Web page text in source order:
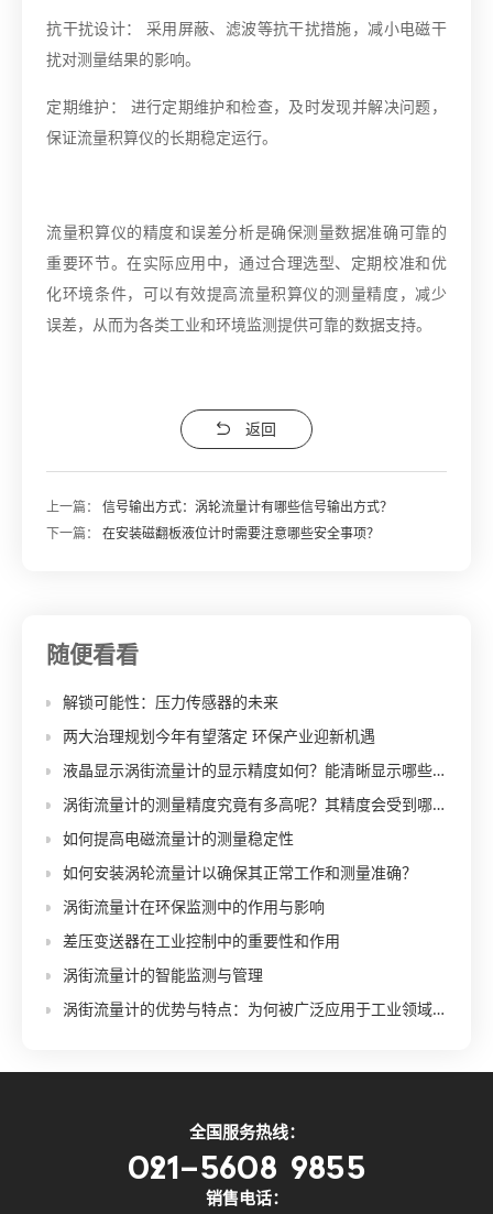
抗干扰设计： 采用屏蔽、滤波等抗干扰措施，减小电磁干
扰对测量结果的影响。
定期维护： 进行定期维护和检查，及时发现并解决问题，
保证流量积算仪的长期稳定运行。
流量积算仪的精度和误差分析是确保测量数据准确可靠的
重要环节。在实际应用中，通过合理选型、定期校准和优
化环境条件，可以有效提高流量积算仪的测量精度，减少
误差，从而为各类工业和环境监测提供可靠的数据支持。
返回
上一篇：信号输出方式：涡轮流量计有哪些信号输出方式？
下一篇：在安装磁翻板液位计时需要注意哪些安全事项？
随便看看
解锁可能性：压力传感器的未来
两大治理规划今年有望落定 环保产业迎新机遇
液晶显示涡街流量计的显示精度如何？能清晰显示哪些参数？
涡街流量计的测量精度究竟有多高呢？其精度会受到哪些因素的影响呢？
如何提高电磁流量计的测量稳定性
如何安装涡轮流量计以确保其正常工作和测量准确？
涡街流量计在环保监测中的作用与影响
差压变送器在工业控制中的重要性和作用
涡街流量计的智能监测与管理
涡街流量计的优势与特点：为何被广泛应用于工业领域？
全国服务热线：
021-5608 9855
销售电话：